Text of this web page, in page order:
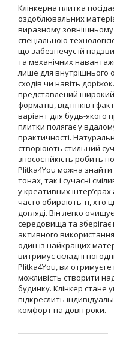
Клінкерна плитка
оздоблювальних
виразному зовнішньому
спеціальною
що забезпечує їй
та механічних
лише для внутрішнього
сходів чи навіть
представлений широкий
форматів, відтінків і
варіант для будь-якого
плитки полягає у
практичності.
створюють стильний
зносостійкість робить
Plitka4You можна знайти
тонах, так і сучасні
у креативних
часто обирають ті, хто
догляді. Він легко
середовища та
активного
один із найкращих
витримує складні
Plitka4You, ви
можливість створити
будинку. Клінкер стане
підкреслить
комфорт на довгі роки.